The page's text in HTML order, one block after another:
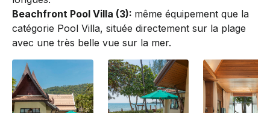
Beachfront Pool Villa (3): même équipement que la
catégorie Pool Villa, située directement sur la plage
avec une très belle vue sur la mer.